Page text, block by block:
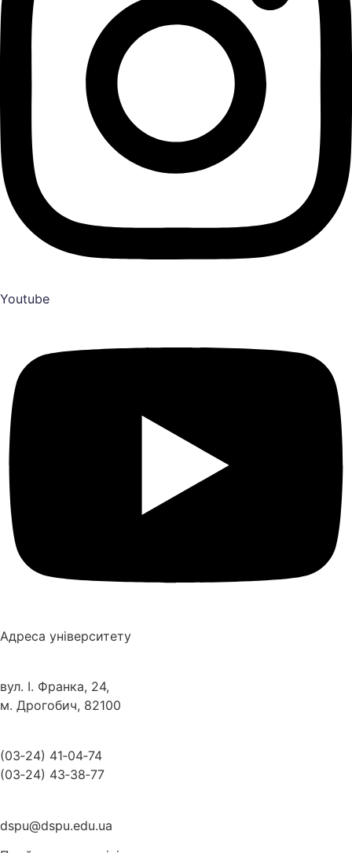
Youtube
Адреса університету
вул. І. Франка, 24,
м. Дрогобич, 82100
(03‑24) 41‑04‑74
(03‑24) 43‑38‑77
dspu@dspu.edu.ua